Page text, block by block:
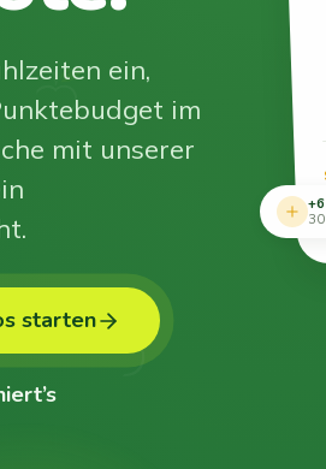
ein,
im
mit unserer
starten